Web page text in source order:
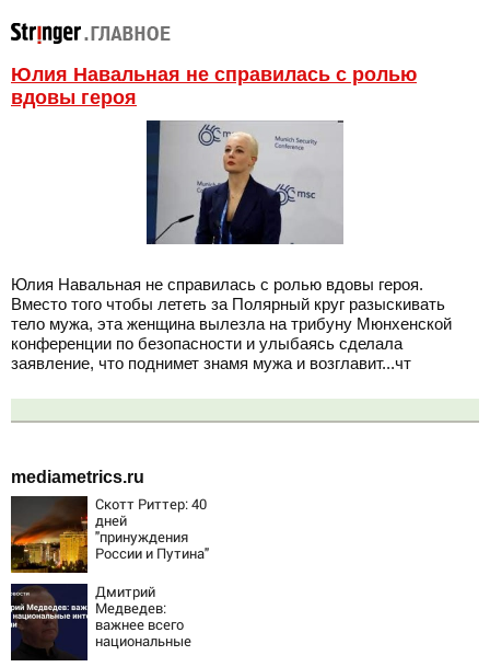
Юлия Навальная не справилась с ролью
вдовы героя
Юлия Навальная не справилась с ролью вдовы героя.
Вместо того чтобы лететь за Полярный круг разыскивать
тело мужа, эта женщина вылезла на трибуну Мюнхенской
конференции по безопасности и улыбаясь сделала
заявление, что поднимет знамя мужа и возглавит...чт
mediametrics.ru
Скотт Риттер: 40
дней
"принуждения
России и Путина"
крах режима
Зеленского
Дмитрий
Медведев:
важнее всего
национальные